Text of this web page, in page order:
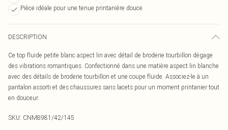
Pièce idéale pour une tenue printanière douce
DESCRIPTION
Ce top fluide petite blanc aspect lin avec détail de broderie tourbillon dégage
des vibrations romantiques. Confectionné dans une matière aspect lin blanche
avec des détails de broderie tourbillon et une coupe fluide. Associez-le à un
pantalon assorti et des chaussures sans lacets pour un moment printanier tout
en douceur.
SKU: CNM8981/42/145